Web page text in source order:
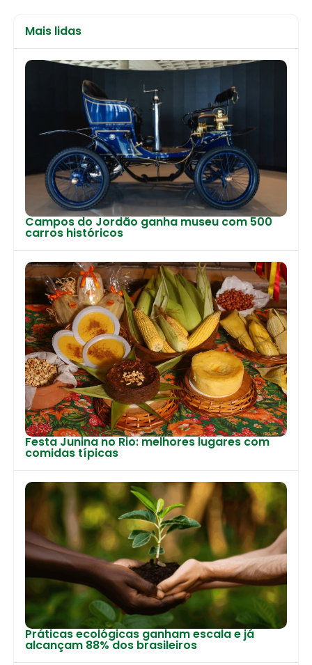
Mais lidas
Campos do Jordão ganha museu com 500
carros históricos
Festa Junina no Rio: melhores lugares com
comidas típicas
Práticas ecológicas ganham escala e já
alcançam 88% dos brasileiros